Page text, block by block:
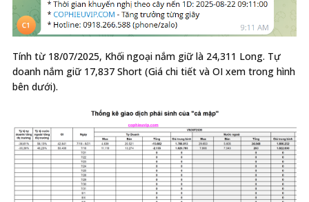
Tính từ 18/07/2025, Khối ngoại nắm giữ là 24,311 Long. Tự
doanh nắm giữ 17,837 Short (Giá chi tiết và OI xem trong hình
bên dưới).